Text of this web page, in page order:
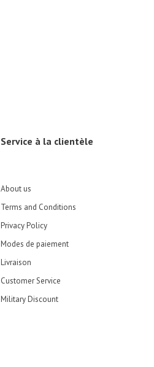
Service à la clientèle
About us
Terms and Conditions
Privacy Policy
Modes de paiement
Livraison
Customer Service
Military Discount